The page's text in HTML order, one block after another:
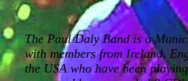
The Paul Daly Band is a
with members from Ireland,
the USA who have been